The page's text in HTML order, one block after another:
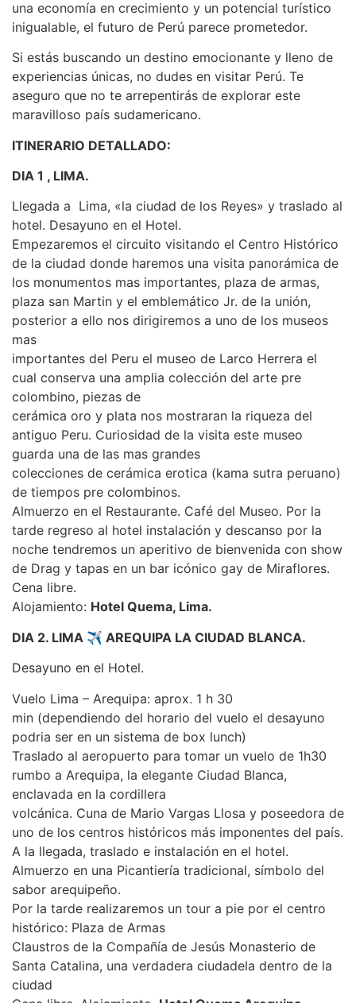
una economía en crecimiento y un potencial turístico
inigualable, el futuro de Perú parece prometedor.
Si estás buscando un destino emocionante y lleno de
experiencias únicas, no dudes en visitar Perú. Te
aseguro que no te arrepentirás de explorar este
maravilloso país sudamericano.
ITINERARIO DETALLADO:
DIA 1 , LIMA.
Llegada a Lima, «la ciudad de los Reyes» y traslado al
hotel. Desayuno en el Hotel.
Empezaremos el circuito visitando el Centro Histórico
de la ciudad donde haremos una visita panorámica de
los monumentos mas importantes, plaza de armas,
plaza san Martin y el emblemático Jr. de la unión,
posterior a ello nos dirigiremos a uno de los museos
mas
importantes del Peru el museo de Larco Herrera el
cual conserva una amplia colección del arte pre
colombino, piezas de
cerámica oro y plata nos mostraran la riqueza del
antiguo Peru. Curiosidad de la visita este museo
guarda una de las mas grandes
colecciones de cerámica erotica (kama sutra peruano)
de tiempos pre colombinos.
Almuerzo en el Restaurante. Café del Museo. Por la
tarde regreso al hotel instalación y descanso por la
noche tendremos un aperitivo de bienvenida con show
de Drag y tapas en un bar icónico gay de Miraflores.
Cena libre.
Alojamiento: Hotel Quema, Lima.
DIA 2. LIMA ✈ AREQUIPA LA CIUDAD BLANCA.
Desayuno en el Hotel.
Vuelo Lima – Arequipa: aprox. 1 h 30
min (dependiendo del horario del vuelo el desayuno
podria ser en un sistema de box lunch)
Traslado al aeropuerto para tomar un vuelo de 1h30
rumbo a Arequipa, la elegante Ciudad Blanca,
enclavada en la cordillera
volcánica. Cuna de Mario Vargas Llosa y poseedora de
uno de los centros históricos más imponentes del país.
A la llegada, traslado e instalación en el hotel.
Almuerzo en una Picantiería tradicional, símbolo del
sabor arequipeño.
Por la tarde realizaremos un tour a pie por el centro
histórico: Plaza de Armas
Claustros de la Compañía de Jesús Monasterio de
Santa Catalina, una verdadera ciudadela dentro de la
ciudad